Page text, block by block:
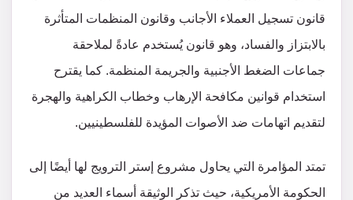
قانون تسجيل العملاء الأجانب وقانون المنظمات المتأثرة
بالابتزاز والفساد، وهو قانون يُستخدم عادةً لملاحقة
جماعات الضغط الأجنبية والجريمة المنظمة. كما يقترح
استخدام قوانين مكافحة الإرهاب وخطاب الكراهية والهجرة
لتقديم اتهامات ضد الأصوات المؤيدة للفلسطينيين.
تمتد المؤامرة التي يحاول مشروع إستر الترويج لها أيضًا إلى
الحكومة الأمريكية، حيث تذكر الوثيقة أسماء العديد من